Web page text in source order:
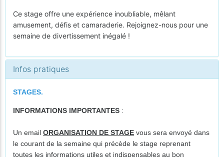
Ce stage offre une expérience inoubliable, mêlant
amusement, défis et camaraderie. Rejoignez-nous pour une
semaine de divertissement inégalé !
Infos pratiques
STAGES.
INFORMATIONS IMPORTANTES :
Un email ORGANISATION DE STAGE vous sera envoyé dans
le courant de la semaine qui précède le stage reprenant
toutes les informations utiles et indispensables au bon